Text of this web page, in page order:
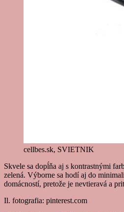
cellbes.sk, SVIETNIK
Skvele sa dopĺňa aj s kontrastnými
zelená. Výborne sa hodí aj do
domácností, pretože je nevtieravá a
Il. fotografia: pinterest.com